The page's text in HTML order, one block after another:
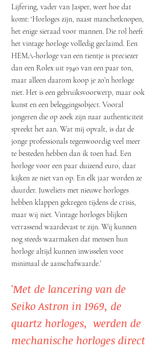
Lijfering, vader van Jasper, weet hoe dat
komt: ‘Horloges zijn, naast manchetknopen,
het enige sieraad voor mannen. Die rol heeft
het vintage horloge volledig geclaimd. Een
HEMA-horloge van een tientje is preciezer
dan een Rolex uit 1940 van een paar ton,
maar alleen daarom koop je zo’n horloge
niet. Het is een gebruiksvoorwerp, maar ook
kunst en een beleggingsobject. Vooral
jongeren die op zoek zijn naar authenticiteit
spreekt het aan. Wat mij opvalt, is dat de
jonge professionals tegenwoordig veel meer
te besteden hebben dan ik toen had. Een
horloge voor een paar duizend euro, daar
kijken ze niet van op. En elk jaar worden ze
duurder. Juweliers met nieuwe horloges
hebben klappen gekregen tijdens de crisis,
maar wij niet. Vintage horloges blijken
verrassend waardevast te zijn. Wij kunnen
nog steeds waarmaken dat mensen hun
horloge altijd kunnen inwisselen voor
minimaal de aanschafwaarde.’
'Met de lancering van de
Seiko Astron in 1969, de
quartz horloges, werden de
mechanische horloges direct